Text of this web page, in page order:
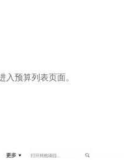
预算列表页面。